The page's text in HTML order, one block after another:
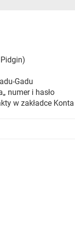
Gadu
numer i hasło
w zakładce Konta